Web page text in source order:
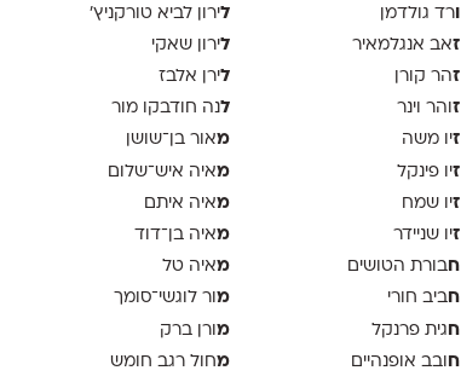
ורד גולדמן
זאב אנגלמאיר
זהר קורן
זוהר וינר
זיו משה
זיו פינקל
זיו שמח
זיו שניידר
חבורת הטושים
חביב חורי
חגית פרנקל
ח ובב אופנהיים
לירון לביא טורקניץ׳
לירון שאקי
לירן אלבז
לנה חודבקו מור
מאור בן־שושן
מאיה איש־שלום
מאיה איתם
מאיה בן־דוד
מאיה טל
מ ור לוגשי־סומך
מ ורן ברק
מחול רגב חומש